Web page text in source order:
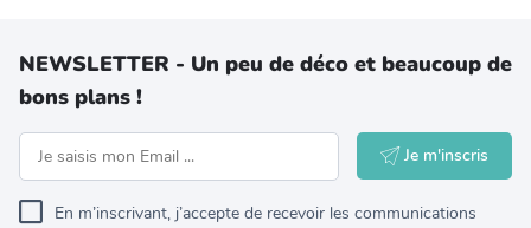
NEWSLETTER - Un peu de déco et beaucoup de
bons plans !
Je m'inscris
En m’inscrivant, j’accepte de recevoir les communications